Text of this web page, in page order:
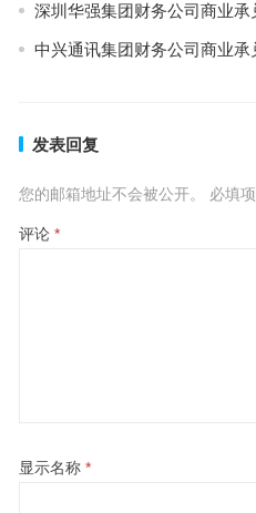
深圳华强集团财务公司商业
中兴通讯集团财务公司商业
发表回复
您的邮箱地址不会被公开。 必填
评论 *
显示名称 *